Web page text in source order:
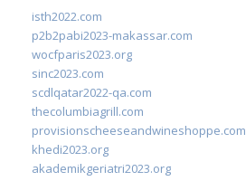
isth2022.com
p2b2pabi2023-makassar.com
wocfparis2023.org
sinc2023.com
scdlqatar2022-qa.com
thecolumbiagrill.com
provisionscheeseandwineshoppe.com
khedi2023.org
akademikgeriatri2023.org